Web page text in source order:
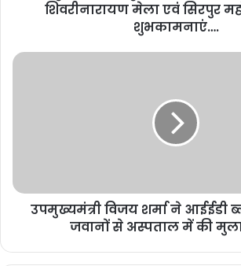
शिवरीनारायण मेला एवं सिरपुर
शुभकामनाएं….
उपमुख्यमंत्री विजय शर्मा ने आईईडी
जवानों से अस्पताल में की